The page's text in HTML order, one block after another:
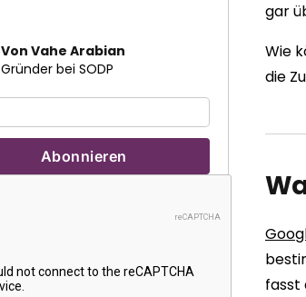
Von Vahe Arabian
Gründer bei SODP
gar
Wie
die
fasst